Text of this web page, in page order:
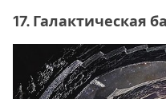
17. Галактическая